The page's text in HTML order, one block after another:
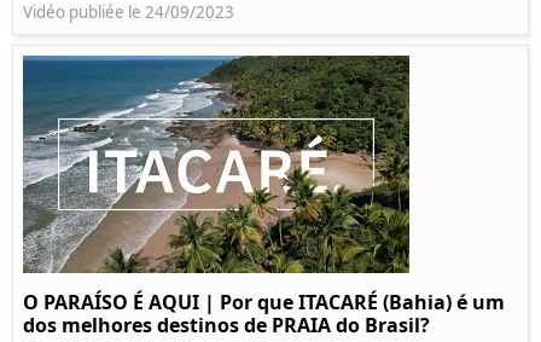
Vidéo publiée le 24/09/2023
O PARAÍSO É AQUI | Por que ITACARÉ (Bahia) é um
dos melhores destinos de PRAIA do Brasil?